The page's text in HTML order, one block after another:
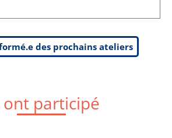
des prochains ateliers
ont participé